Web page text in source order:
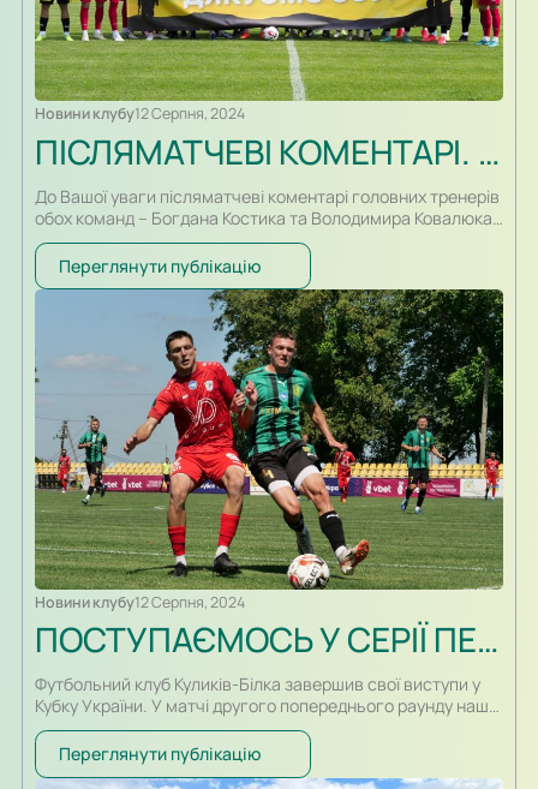
Новини клубу12 Серпня, 2024
ПІСЛЯМАТЧЕВІ КОМЕНТАРІ. БОГДАН КОСТИК ТА ВОЛОДИМИР КОВАЛЮК
До Вашої уваги післяматчеві коментарі головних тренерів
обох команд – Богдана Костика та Володимира Ковалюка.
Переглянути публікацію
Новини клубу12 Серпня, 2024
ПОСТУПАЄМОСЬ У СЕРІЇ ПЕНАЛЬТІ
Футбольний клуб Куликів-Білка завершив свої виступи у
Кубку України. У матчі другого попереднього раунду наша
команда у серії післяматчевих пенальті поступилася
городенківському Пробою – 2:2 і з:4 за пенальті. Команда,
перейшовши на професійний рівень, дебютувала на
Переглянути публікацію